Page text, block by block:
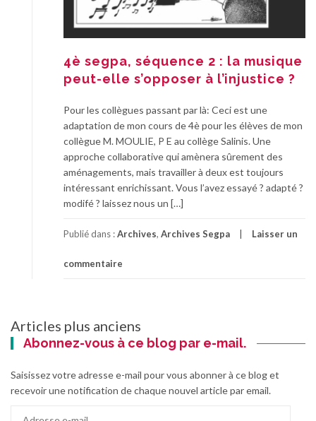
4è segpa, séquence 2 : la musique
peut-elle s’opposer à l’injustice ?
Pour les collègues passant par là: Ceci est une
adaptation de mon cours de 4è pour les élèves de mon
collègue M. MOULIE, P E au collège Salinis. Une
approche collaborative qui amènera sûrement des
aménagements, mais travailler à deux est toujours
intéressant enrichissant. Vous l’avez essayé ? adapté ?
modifé ? laissez nous un […]
Publié dans :Archives, Archives Segpa Laisser un
commentaire
Navigation
des
articles
Articles plus anciens
Abonnez-vous à ce blog par e-mail.
Saisissez votre adresse e-mail pour vous abonner à ce blog et
recevoir une notification de chaque nouvel article par email.